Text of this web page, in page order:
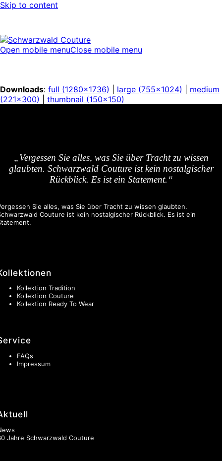
Skip to content
Open mobile menuClose mobile menu
Downloads: full (1280x1736) large (755x1024)
medium
(221x300)
thumbnail (150x150)
„Vergessen Sie alles, was Sie über Tracht zu wissen
glaubten. Schwarzwald Couture ist kein nostalgischer
Rückblick. Es ist ein Statement.“
Sie alles, was Sie über Tracht zu wissen glaubten.
Couture ist kein nostalgischer Rückblick. Es ist ein
Kollektion Tradition
Kollektion Couture
Kollektion Ready To Wear
FAQs
Impressum
Jahre Schwarzwald Couture